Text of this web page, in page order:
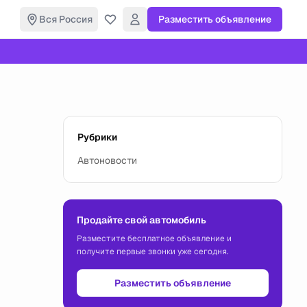
Вся Россия Разместить объявление
Рубрики
Автоновости
Продайте свой автомобиль
Разместите бесплатное объявление и
получите первые звонки уже сегодня.
Разместить объявление